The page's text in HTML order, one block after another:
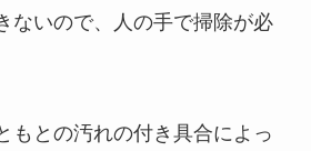
ないので、人の手で掃除が必
もとの汚れの付き具合によっ